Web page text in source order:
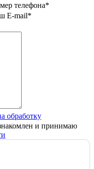
телефона*
E-mail*
обработку
и принимаю